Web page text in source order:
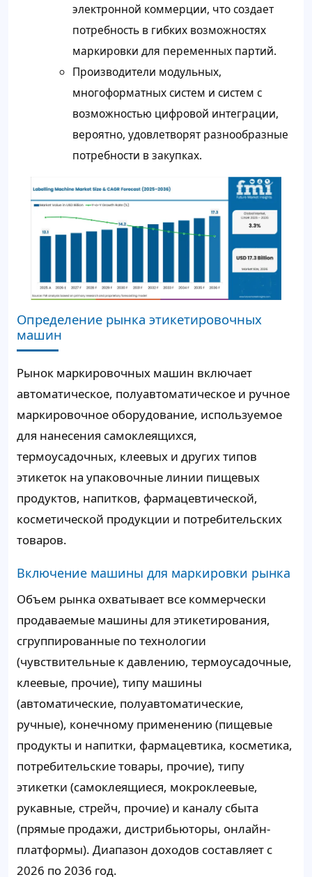
электронной коммерции, что создает
потребность в гибких возможностях
маркировки для переменных партий.
Производители модульных,
многоформатных систем и систем с
возможностью цифровой интеграции,
вероятно, удовлетворят разнообразные
потребности в закупках.
Определение рынка этикетировочных
машин
Рынок маркировочных машин включает
автоматическое, полуавтоматическое и ручное
маркировочное оборудование, используемое
для нанесения самоклеящихся,
термоусадочных, клеевых и других типов
этикеток на упаковочные линии пищевых
продуктов, напитков, фармацевтической,
косметической продукции и потребительских
товаров.
Включение машины для маркировки рынка
Объем рынка охватывает все коммерчески
продаваемые машины для этикетирования,
сгруппированные по технологии
(чувствительные к давлению, термоусадочные,
клеевые, прочие), типу машины
(автоматические, полуавтоматические,
ручные), конечному применению (пищевые
продукты и напитки, фармацевтика, косметика,
потребительские товары, прочие), типу
этикетки (самоклеящиеся, мокроклеевые,
рукавные, стрейч, прочие) и каналу сбыта
(прямые продажи, дистрибьюторы, онлайн-
платформы). Диапазон доходов составляет с
2026 по 2036 год.